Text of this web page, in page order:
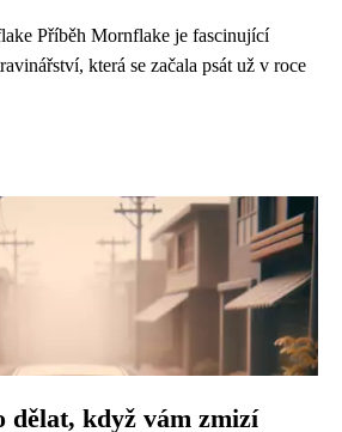
Příběh Mornflake je fascinující
která se začala psát už v roce
dělat, když vám zmizí